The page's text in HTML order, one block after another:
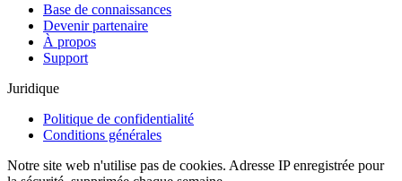
Base de connaissances
Devenir partenaire
À propos
Support
Juridique
Politique de confidentialité
Conditions générales
Notre site web n'utilise pas de cookies. Adresse IP enregistrée pour